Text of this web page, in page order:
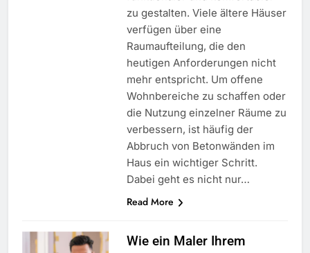
zu gestalten. Viele ältere Häuser
verfügen über eine
Raumaufteilung, die den
heutigen Anforderungen nicht
mehr entspricht. Um offene
Wohnbereiche zu schaffen oder
die Nutzung einzelner Räume zu
verbessern, ist häufig der
Abbruch von Betonwänden im
Haus ein wichtiger Schritt.
Dabei geht es nicht nur…
Read More
Wie ein Maler Ihrem